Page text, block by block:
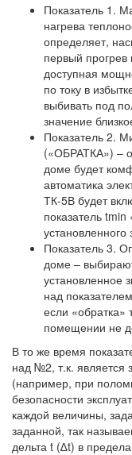
Показатель 1.
нагрева
определяет,
первый прогрев
доступная
по току в
выбивать под
значение
Показатель 2.
(«ОБРАТКА») –
доме будет
автоматика
ТК-5В будет
показатель
установленного
Показатель 3.
доме –
установленное
над
если «обратка»
помещении не
В то же время
над №2, т.к. является
(например, при
безопасности
каждой величины,
заданной, так
дельта t (∆t) в